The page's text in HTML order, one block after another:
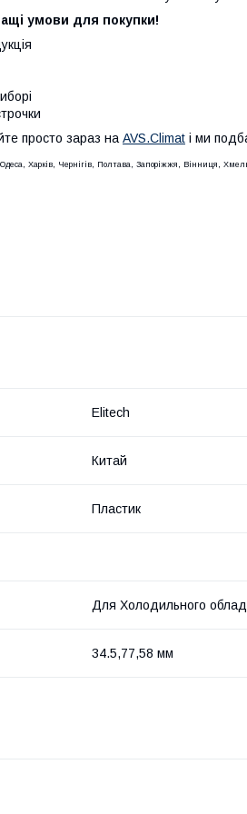
умови для покупки!
просто зараз наAVS.Climat і ми
Харків, Чернігів, Полтава, Запоріжжя, Вінниця,
Elitech
Китай
Пластик
Для Холодильного
34.5,77,58 мм